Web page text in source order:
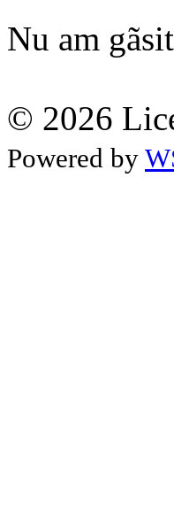
Nu am
© 2026
Powered by